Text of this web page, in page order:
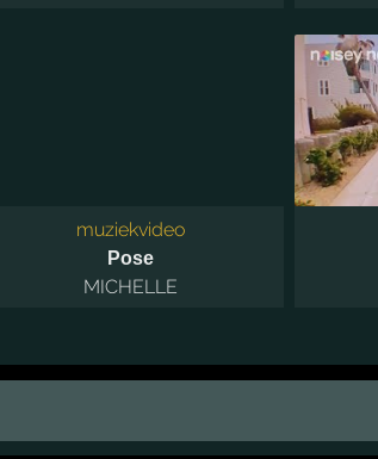
muziekvideo
Pose
MICHELLE